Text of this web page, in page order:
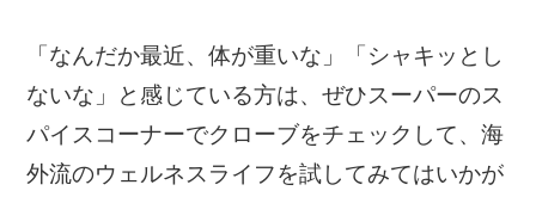
「なんだか最近、体が重いな」「シャキッとし
ないな」と感じている方は、ぜひスーパーのス
パイスコーナーでクローブをチェックして、海
外流のウェルネスライフを試してみてはいかが